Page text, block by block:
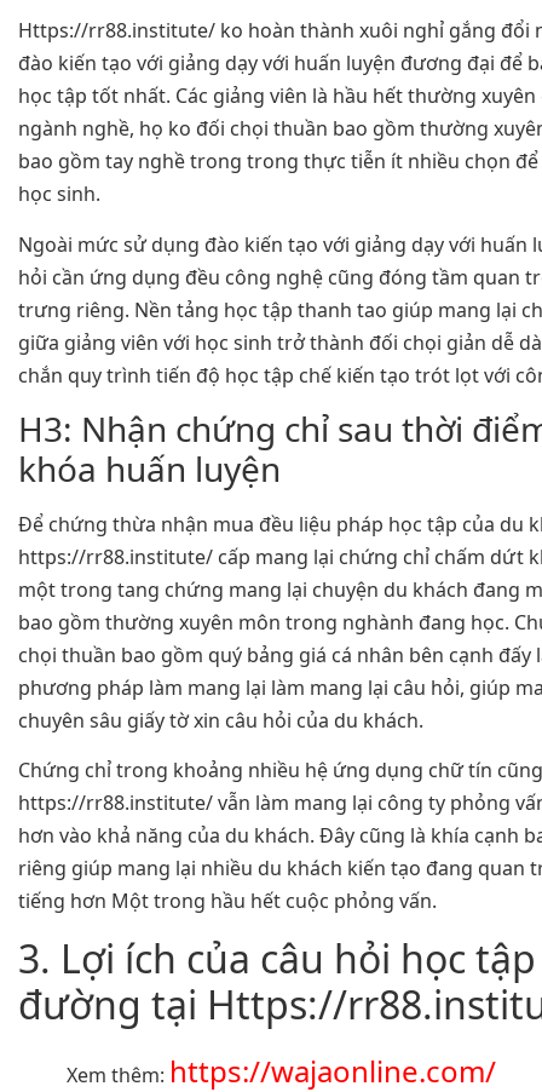
Https://rr88.institute/ ko hoàn thành xuôi nghỉ gắng đổi
đào kiến tạo với giảng dạy với huấn luyện đương đại để
học tập tốt nhất. Các giảng viên là hầu hết thường
ngành nghề, họ ko đối chọi thuần bao gồm thường
bao gồm tay nghề trong trong thực tiễn ít nhiều chọn
học sinh.
Ngoài mức sử dụng đào kiến tạo với giảng dạy với huấn
hỏi cần ứng dụng đều công nghệ cũng đóng tầm quan
trưng riêng. Nền tảng học tập thanh tao giúp mang lại
giữa giảng viên với học sinh trở thành đối chọi giản dễ
chắn quy trình tiến độ học tập chế kiến tạo trót lọt với
H3: Nhận chứng chỉ sau thời
khóa huấn luyện
Để chứng thừa nhận mua đều liệu pháp học tập của du
https://rr88.institute/ cấp mang lại chứng chỉ chấm dứt
một trong tang chứng mang lại chuyện du khách đang
bao gồm thường xuyên môn trong nghành đang học.
chọi thuần bao gồm quý bảng giá cá nhân bên cạnh
phương pháp làm mang lại làm mang lại câu hỏi, giúp
chuyên sâu giấy tờ xin câu hỏi của du khách.
Chứng chỉ trong khoảng nhiều hệ ứng dụng chữ tín
https://rr88.institute/ vẫn làm mang lại công ty phỏng
hơn vào khả năng của du khách. Đây cũng là khía cạnh
riêng giúp mang lại nhiều du khách kiến tạo đang quan
tiếng hơn Một trong hầu hết cuộc phỏng vấn.
3. Lợi ích của câu hỏi học
đường tại Https://
Xem thêm: https://wajaonline.com/